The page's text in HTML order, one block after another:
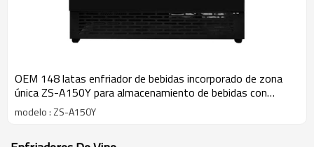
OEM 148 latas enfriador de bebidas incorporado de zona
única ZS-A150Y para almacenamiento de bebidas con
puerta de estante de vidrio
modelo : ZS-A150Y